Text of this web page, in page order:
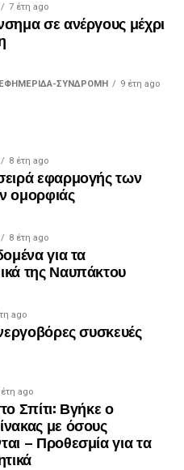
7 έτη ago
σε ανέργους μέχρι
ΣΥΝΔΡΟΜΗ 9 έτη ago
8 έτη ago
εφαρμογής των
ομορφιάς
8 έτη ago
για τα
της Ναυπάκτου
ago
συσκευές
έτη ago
Σπίτι: Βγήκε ο
με όσους
– Προθεσμία για τα